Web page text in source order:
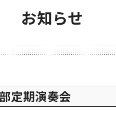
お知らせ
定期演奏会